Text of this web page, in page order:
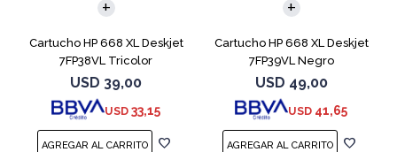
Cartucho HP 668 XL Deskjet
7FP38VL Tricolor
USD 39,00
USD 33,15
Cartucho HP 668 XL Deskjet
7FP39VL Negro
USD 49,00
USD 41,65